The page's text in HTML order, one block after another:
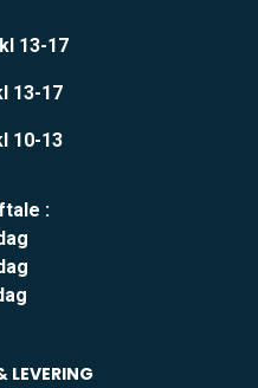
13-17
13-17
10-13
:
LEVERING